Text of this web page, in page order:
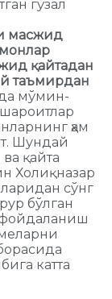
гўзал
масжид
қайтадан
таъмирдан
мўмин-
ҳам
Шундай
қайта
Холиқназар
сўнг
бўлган
катта